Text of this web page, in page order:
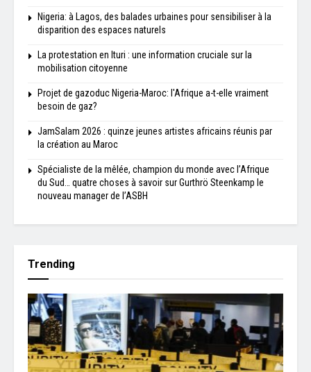
Nigeria: à Lagos, des balades urbaines pour sensibiliser à la
disparition des espaces naturels
La protestation en Ituri : une information cruciale sur la
mobilisation citoyenne
Projet de gazoduc Nigeria-Maroc: l'Afrique a-t-elle vraiment
besoin de gaz?
JamSalam 2026 : quinze jeunes artistes africains réunis par
la création au Maroc
Spécialiste de la mêlée, champion du monde avec l’Afrique
du Sud… quatre choses à savoir sur Gurthrö Steenkamp le
nouveau manager de l’ASBH
Trending